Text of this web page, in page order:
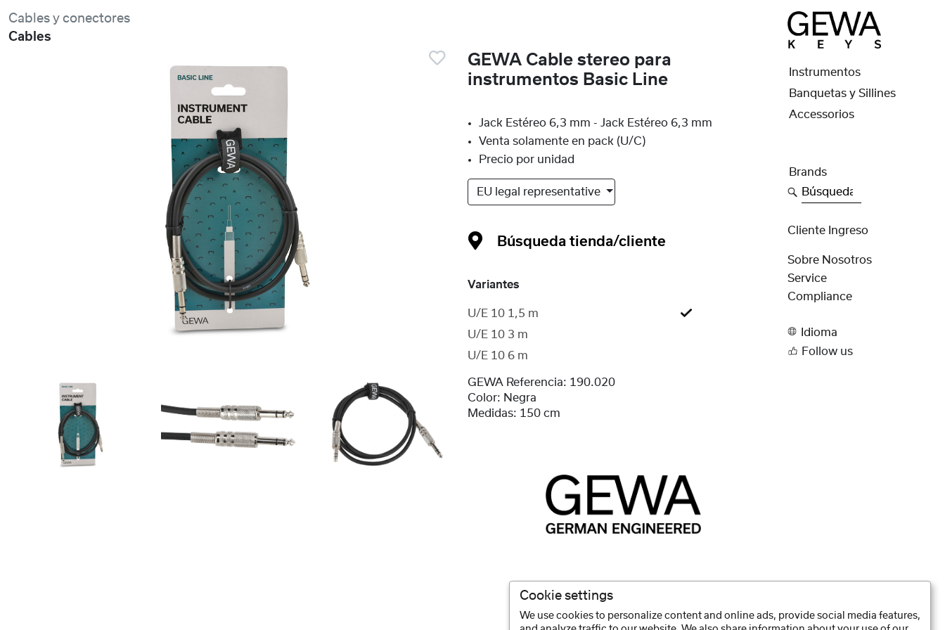
Cables y conectores
Cables
GEWA Cable stereo para
instrumentos Basic Line
Variantes
U/E 10 1,5 m
U/E 10 3 m
U/E 10 6 m
Búsqueda tienda/cliente
Jack Estéreo 6,3 mm - Jack Estéreo 6,3 mm
Venta solamente en pack (U/C)
Precio por unidad
EU legal representative
GEWA Referencia: 190.020
Color: Negra
Medidas: 150 cm
Instrumentos
Banquetas y Sillines
Accessorios
Brands
Búsqueda
Cliente Ingreso
Sobre Nosotros
Service
Compliance
Idioma
Follow us
Cookie settings
We use cookies to personalize content and online ads, provide social media features,